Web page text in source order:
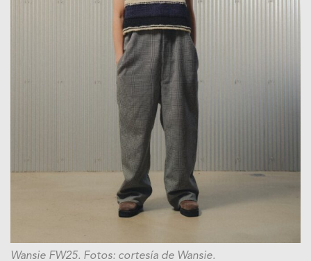
Wansie FW25. Fotos: cortesía de Wansie.